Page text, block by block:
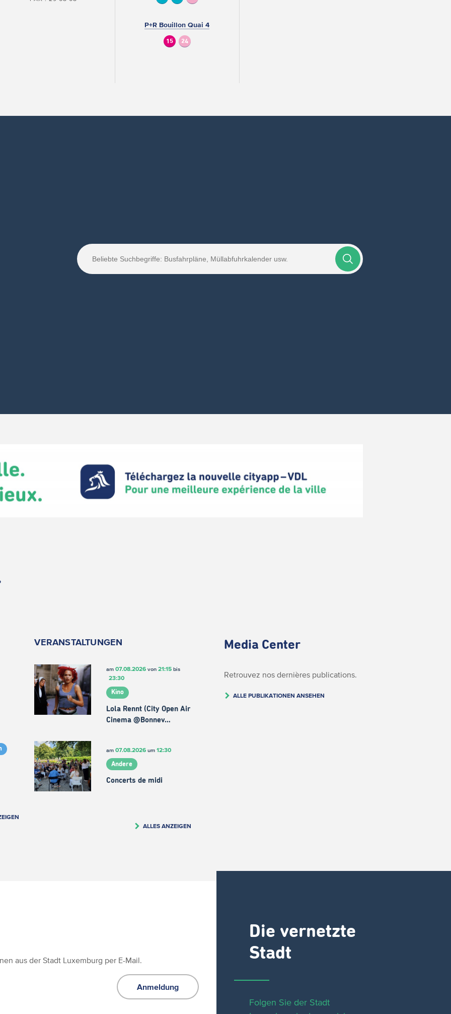
P+R Bouillon Quai 4
15 24
VERANSTALTUNGEN
am 07.08.2026von 21:15bis
23:30
Kino
Lola Rennt (City Open Air
Cinema @Bonnev…
am 07.08.2026um 12:30
Andere
Concerts de midi
ALLES ANZEIGEN
Media Center
Retrouvez nos dernières publications.
ALLE PUBLIKATIONEN ANSEHEN
Die vernetzte
Stadt
Folgen Sie der Stadt
aus der Stadt Luxemburg per E-Mail.
Anmeldung